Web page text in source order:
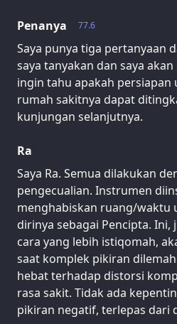
77.6
Penanya
Saya punya tiga pertanyaan
saya tanyakan dan saya
ingin tahu apakah persiapan
rumah sakitnya dapat
kunjungan selanjutnya.
Ra
Saya Ra. Semua dilakukan
pengecualian. Instrumen
menghabiskan ruang/waktu
dirinya sebagai Pencipta.
cara yang lebih istiqomah,
saat komplek pikiran
hebat terhadap distorsi
rasa sakit. Tidak ada
pikiran negatif, terlepas dari